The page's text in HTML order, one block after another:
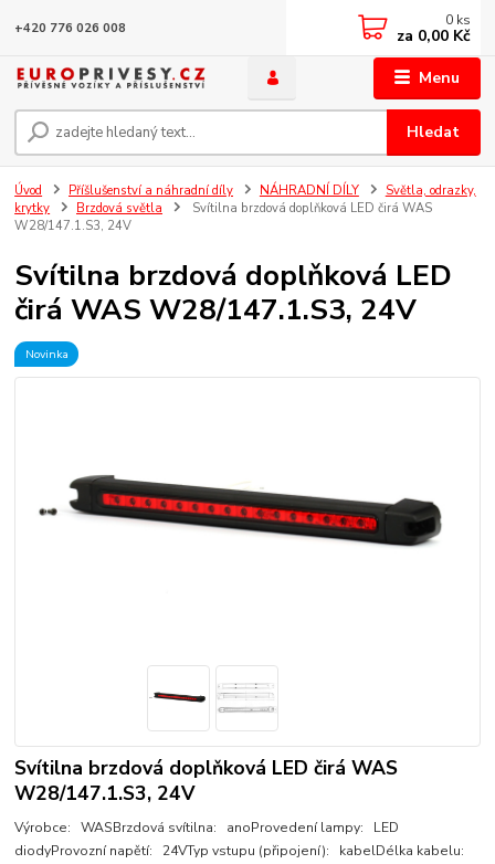
Menu
Hledat
+420 776 026 008 0 ks
za 0,00 Kč
Úvod Příšlušenství a náhradní díly NÁHRADNÍ DÍLY
Světla, odrazky,
krytky
Brzdová světla
Svítilna brzdová doplňková LED čirá WAS
W28/147.1.S3, 24V
Svítilna brzdová doplňková LED
čirá WAS W28/147.1.S3, 24V
Novinka
Svítilna brzdová doplňková LED čirá WAS
W28/147.1.S3, 24V
Výrobce: WASBrzdová svítilna: anoProvedení lampy: LED
diodyProvozní napětí: 24VTyp vstupu (připojení): kabelDélka kabelu: